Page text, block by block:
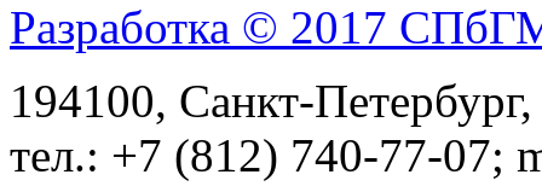
Разработка © 2017
194100, Санкт-
тел.: +7 (812) 740-77-07;